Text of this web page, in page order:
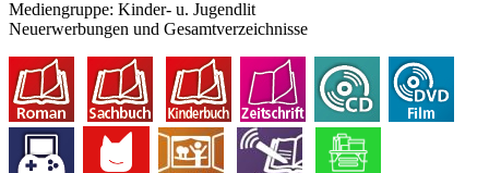
Mediengruppe: Kinder- u. Jugendlit
Neuerwerbungen und Gesamtverzeichnisse